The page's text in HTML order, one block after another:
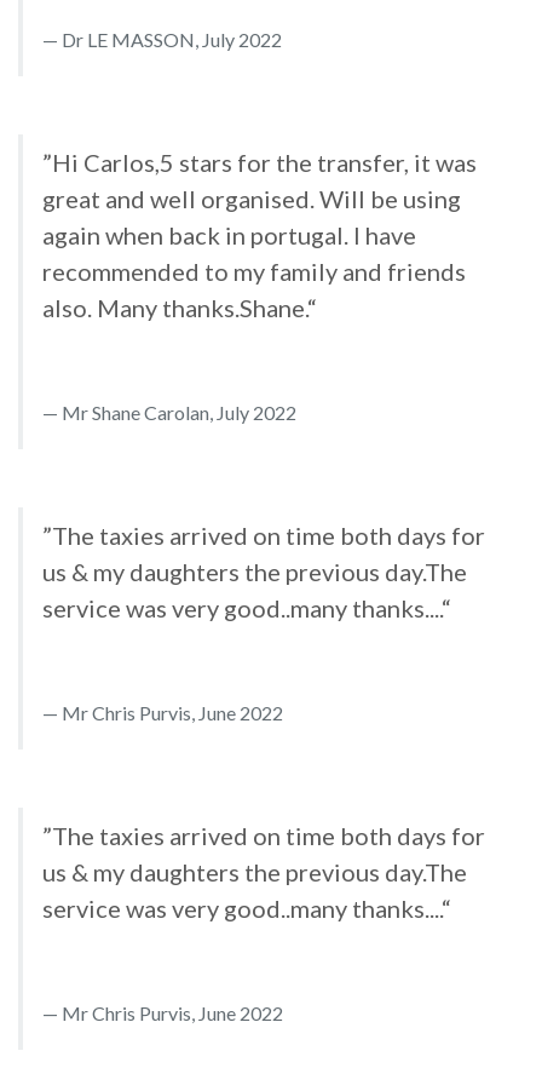
Dr LE MASSON, July 2022
”Hi Carlos,5 stars for the transfer, it was
great and well organised. Will be using
again when back in portugal. I have
recommended to my family and friends
also. Many thanks.Shane.“
Mr Shane Carolan, July 2022
”The taxies arrived on time both days for
us & my daughters the previous day.The
service was very good..many thanks....“
Mr Chris Purvis, June 2022
”The taxies arrived on time both days for
us & my daughters the previous day.The
service was very good..many thanks....“
Mr Chris Purvis, June 2022